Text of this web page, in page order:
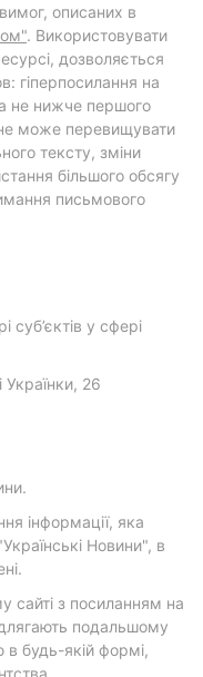
описаних в
. Використовувати
дозволяється
гіперпосилання на
не нижче першого
може перевищувати
тексту, зміни
більшого обсягу
письмового
суб’єктів у сфері
26
інформації, яка
Новини", в
сайті з посиланням на
подальшому
будь-якій формі,